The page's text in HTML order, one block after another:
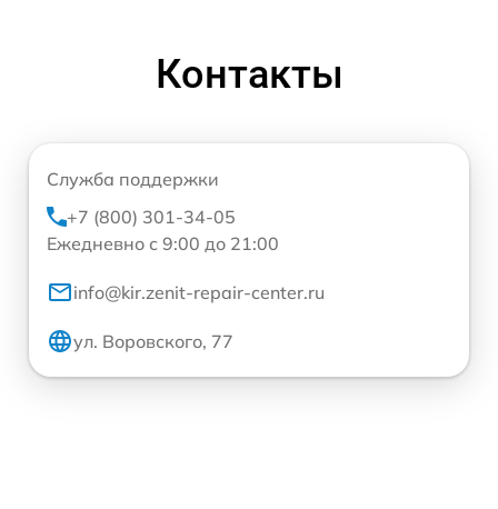
Контакты
Служба поддержки
+7 (800) 301-34-05
Ежедневно с 9:00 до 21:00
info@kir.zenit-repair-center.ru
ул. Воровского, 77